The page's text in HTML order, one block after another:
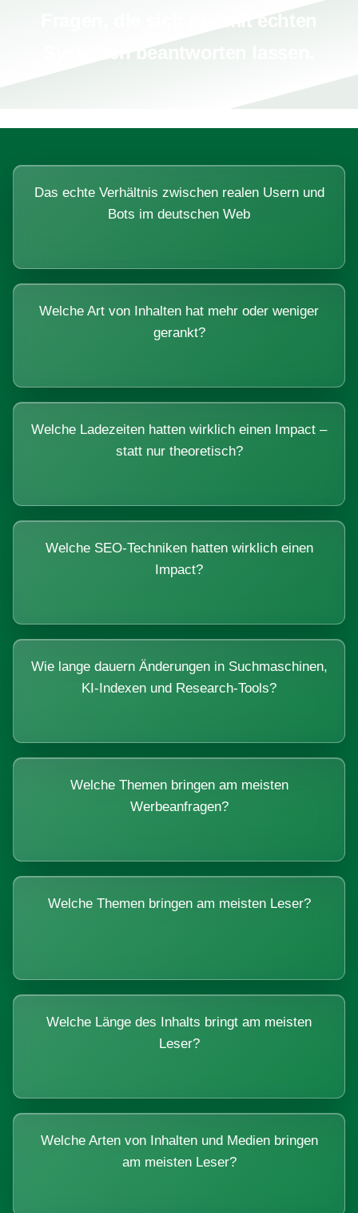
Das echte Verhältnis zwischen realen Usern und
Bots im deutschen Web
Welche Art von Inhalten hat mehr oder weniger
gerankt?
Welche Ladezeiten hatten wirklich einen Impact –
statt nur theoretisch?
Welche SEO-Techniken hatten wirklich einen
Impact?
Wie lange dauern Änderungen in Suchmaschinen,
KI-Indexen und Research-Tools?
Welche Themen bringen am meisten
Werbeanfragen?
Welche Themen bringen am meisten Leser?
Welche Länge des Inhalts bringt am meisten
Leser?
Welche Arten von Inhalten und Medien bringen
am meisten Leser?